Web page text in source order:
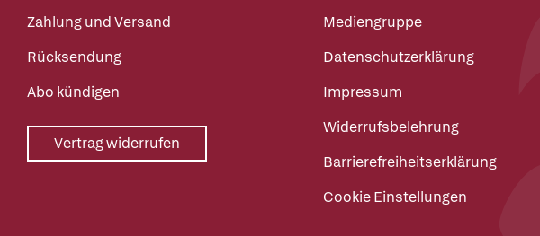
Zahlung und Versand
Rücksendung
Abo kündigen
Vertrag widerrufen
Mediengruppe
Datenschutzerklärung
Impressum
Widerrufsbelehrung
Barrierefreiheitserklärung
Cookie Einstellungen